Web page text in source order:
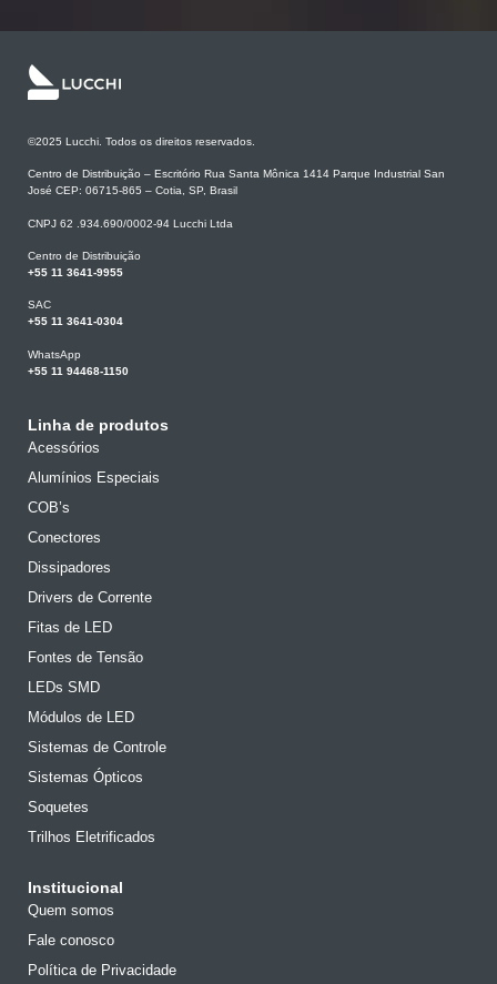
©2025 Lucchi. Todos os direitos reservados.
Centro de Distribuição – Escritório Rua Santa Mônica 1414 Parque Industrial San
José CEP: 06715-865 – Cotia, SP, Brasil
CNPJ 62 .934.690/0002-94 Lucchi Ltda
Centro de Distribuição
+55 11 3641-9955
SAC
+55 11 3641-0304
WhatsApp
+55 11 94468-1150
Linha de produtos
Acessórios
Alumínios Especiais
COB’s
Conectores
Dissipadores
Drivers de Corrente
Fitas de LED
Fontes de Tensão
LEDs SMD
Módulos de LED
Sistemas de Controle
Sistemas Ópticos
Soquetes
Trilhos Eletrificados
Institucional
Quem somos
Fale conosco
Política de Privacidade